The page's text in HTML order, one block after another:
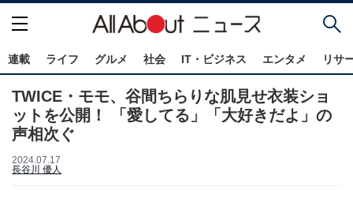
連載 ライフ グルメ 社会 IT・ビジネス エンタメ リサ
TWICE・モモ、谷間ちらりな肌見せ衣装ショ
ットを公開！ 「愛してる」「大好きだよ」の
声相次ぐ
2024.07.17
長谷川 優人